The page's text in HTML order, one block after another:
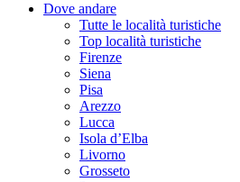
Dove andare
Tutte le località turistiche
Top località turistiche
Firenze
Siena
Pisa
Arezzo
Lucca
Isola d’Elba
Livorno
Grosseto